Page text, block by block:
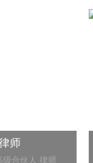
师
级合伙人 律师